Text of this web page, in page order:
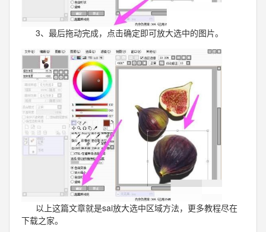
3、最后拖动完成，点击确定即可放大选中的图片。
以上这篇文章就是sai放大选中区域方法，更多教程尽在
下载之家。